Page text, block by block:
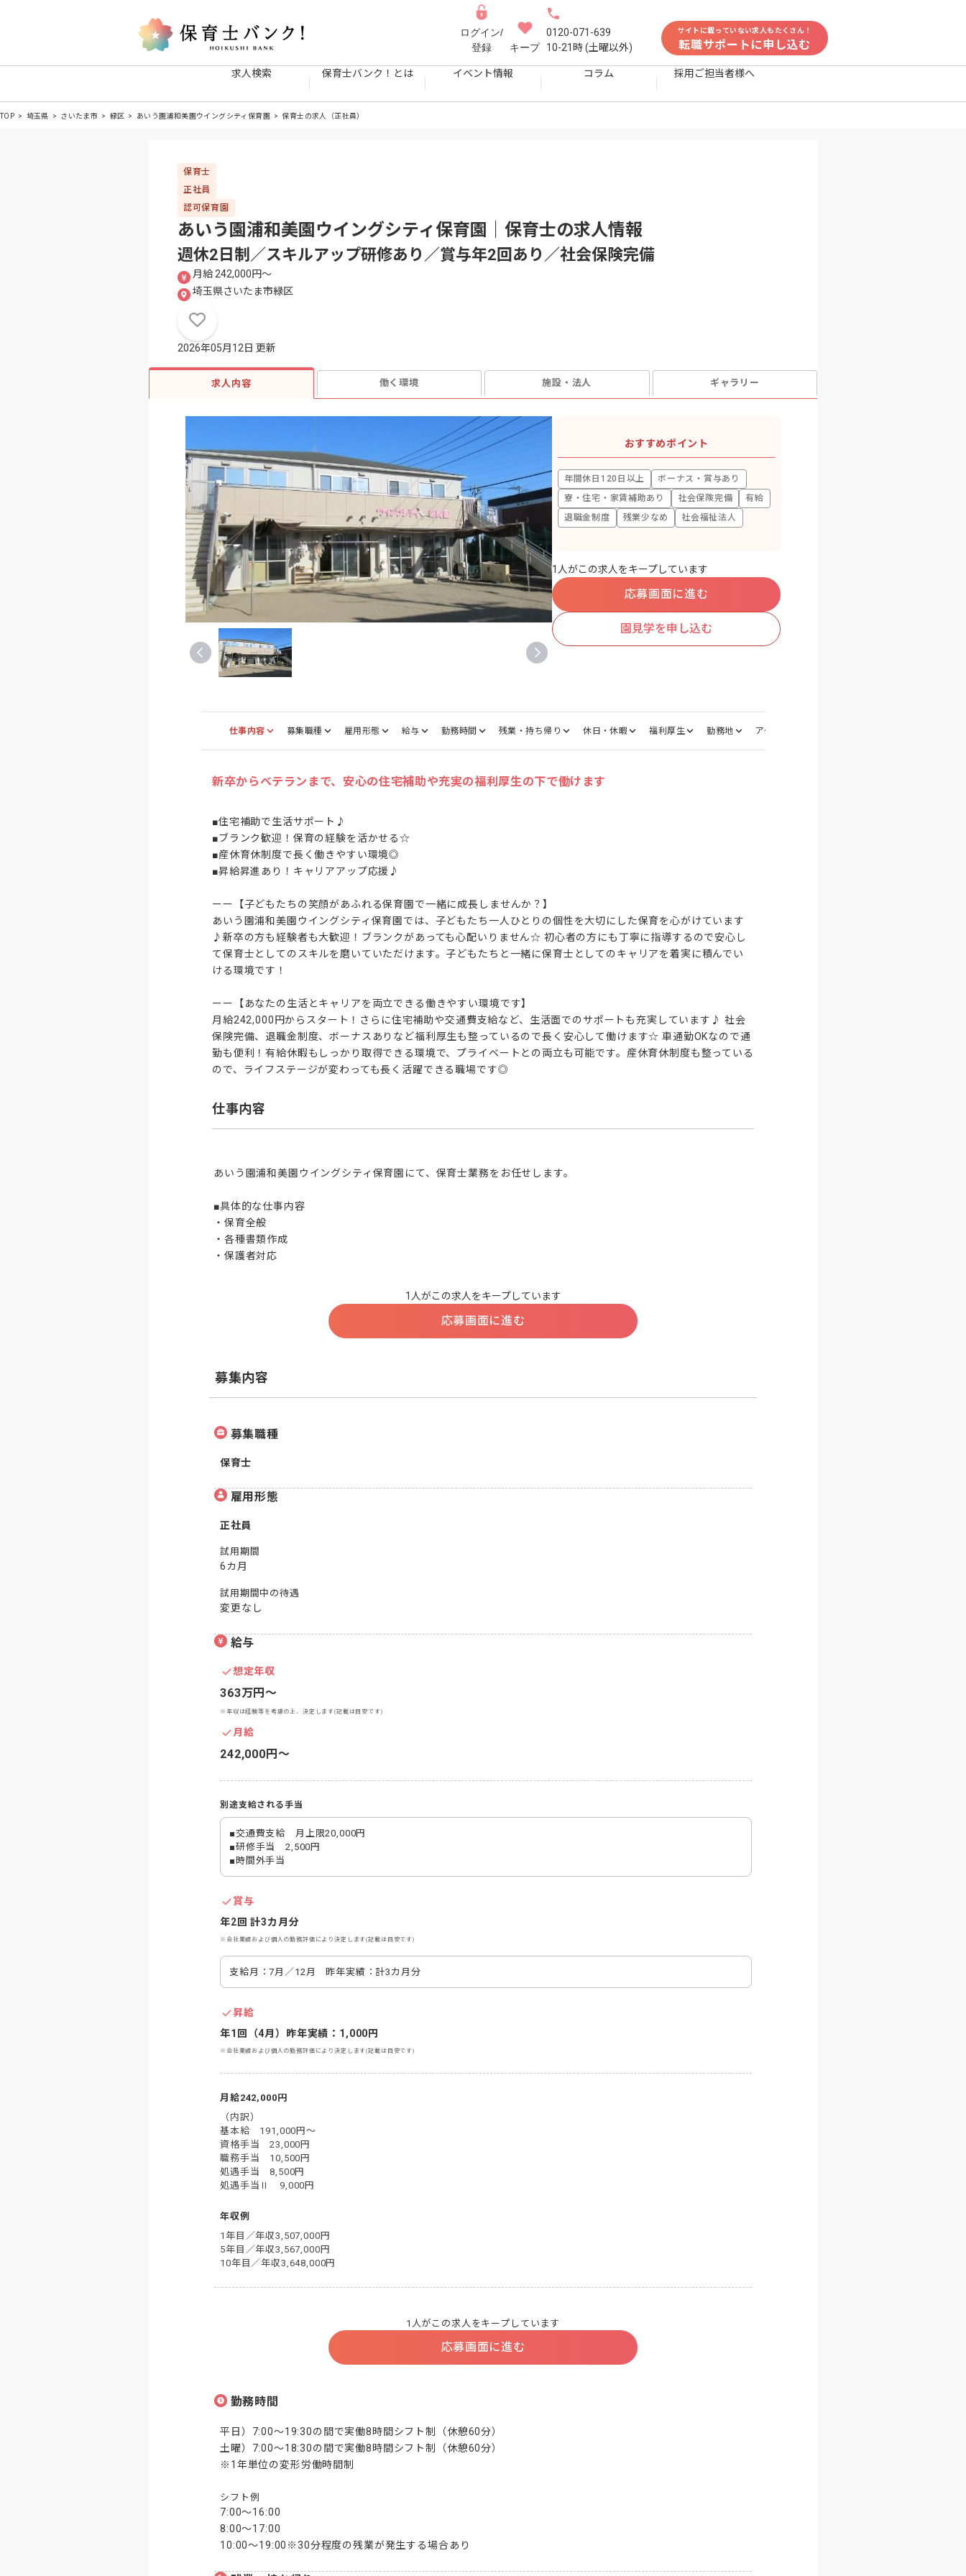
ログイン/
登録
キープ
0120-071-639
10-21時 (土曜以外)
サイトに載っていない求人もたくさん！
転職サポートに申し込む
求人検索 保育士バンク！とは イベント情報 コラム 採用ご担当者様へ
TOP 埼玉県 さいたま市 緑区 あいう園浦和美園ウイングシティ保育園 保育士の求人（正社員）
保育士
正社員
認可保育園
あいう園浦和美園ウイングシティ保育園｜保育士の求人情報
週休2日制／スキルアップ研修あり／賞与年2回あり／社会保険完備
月給 242,000円〜
埼玉県さいたま市緑区
2026年05月12日 更新
求人内容 働く環境 施設・法人 ギャラリー
おすすめポイント
年間休日120日以上
ボーナス・賞与あり
寮・住宅・家賃補助あり
社会保険完備
有給
退職金制度
残業少なめ 社会福祉法人
1人がこの求人をキープしています
応募画面に進む
園見学を申し込む
仕事内容 募集職種 雇用形態 給与 勤務時間 残業・持ち帰り 休日・休暇 福利厚生 勤務地 アクセス
新卒からベテランまで、安心の住宅補助や充実の福利厚生の下で働けます
■住宅補助で生活サポート♪
■ブランク歓迎！保育の経験を活かせる☆
■産休育休制度で長く働きやすい環境◎
■昇給昇進あり！キャリアアップ応援♪
ーー【子どもたちの笑顔があふれる保育園で一緒に成長しませんか？】
あいう園浦和美園ウイングシティ保育園では、子どもたち一人ひとりの個性を大切にした保育を心がけています
♪新卒の方も経験者も大歓迎！ブランクがあっても心配いりません☆ 初心者の方にも丁寧に指導するので安心し
て保育士としてのスキルを磨いていただけます。子どもたちと一緒に保育士としてのキャリアを着実に積んでい
ける環境です！
ーー【あなたの生活とキャリアを両立できる働きやすい環境です】
月給242,000円からスタート！さらに住宅補助や交通費支給など、生活面でのサポートも充実しています♪ 社会
保険完備、退職金制度、ボーナスありなど福利厚生も整っているので長く安心して働けます☆ 車通勤OKなので通
勤も便利！有給休暇もしっかり取得できる環境で、プライベートとの両立も可能です。産休育休制度も整っている
ので、ライフステージが変わっても長く活躍できる職場です◎
仕事内容
あいう園浦和美園ウイングシティ保育園にて、保育士業務をお任せします。
■具体的な仕事内容
・保育全般
・各種書類作成
・保護者対応
1人がこの求人をキープしています
応募画面に進む
募集内容
募集職種
保育士
雇用形態
正社員
試用期間
6カ月
試用期間中の待遇
変更なし
給与
想定年収
363万円〜
※年収は経験等を考慮の上、決定します(記載は目安です)
月給
242,000円〜
別途支給される手当
■交通費支給　月上限20,000円
■研修手当　2,500円
■時間外手当
賞与
年2回 計3カ月分
※会社業績および個人の勤務評価により決定します(記載は目安です)
支給月：7月／12月　昨年実績：計3カ月分
昇給
年1回（4月）昨年実績：1,000円
※会社業績および個人の勤務評価により決定します(記載は目安です)
月給242,000円
（内訳）
基本給　191,000円～
資格手当　23,000円
職務手当　10,500円
処遇手当　8,500円
処遇手当Ⅱ　9,000円
年収例
1年目／年収3,507,000円
5年目／年収3,567,000円
10年目／年収3,648,000円
1人がこの求人をキープしています
応募画面に進む
勤務時間
平日）7:00～19:30の間で実働8時間シフト制（休憩60分）
土曜）7:00～18:30の間で実働8時間シフト制（休憩60分）
※1年単位の変形労働時間制
シフト例
7:00～16:00
8:00～17:00
10:00～19:00※30分程度の残業が発生する場合あり